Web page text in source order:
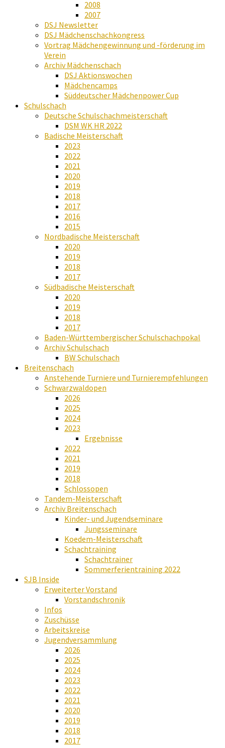
2008
2007
DSJ Newsletter
DSJ Mädchenschachkongress
Vortrag Mädchengewinnung und -förderung im
Verein
Archiv Mädchenschach
DSJ Aktionswochen
Mädchencamps
Süddeutscher Mädchenpower Cup
Schulschach
Deutsche Schulschachmeisterschaft
DSM WK HR 2022
Badische Meisterschaft
2023
2022
2021
2020
2019
2018
2017
2016
2015
Nordbadische Meisterschaft
2020
2019
2018
2017
Südbadische Meisterschaft
2020
2019
2018
2017
Baden-Württembergischer Schulschachpokal
Archiv Schulschach
BW Schulschach
Breitenschach
Anstehende Turniere und Turnierempfehlungen
Schwarzwaldopen
2026
2025
2024
2023
Ergebnisse
2022
2021
2019
2018
Schlossopen
Tandem-Meisterschaft
Archiv Breitenschach
Kinder- und Jugendseminare
Jungsseminare
Koedem-Meisterschaft
Schachtraining
Schachtrainer
Sommerferientraining 2022
SJB Inside
Erweiterter Vorstand
Vorstandschronik
Infos
Zuschüsse
Arbeitskreise
Jugendversammlung
2026
2025
2024
2023
2022
2021
2020
2019
2018
2017